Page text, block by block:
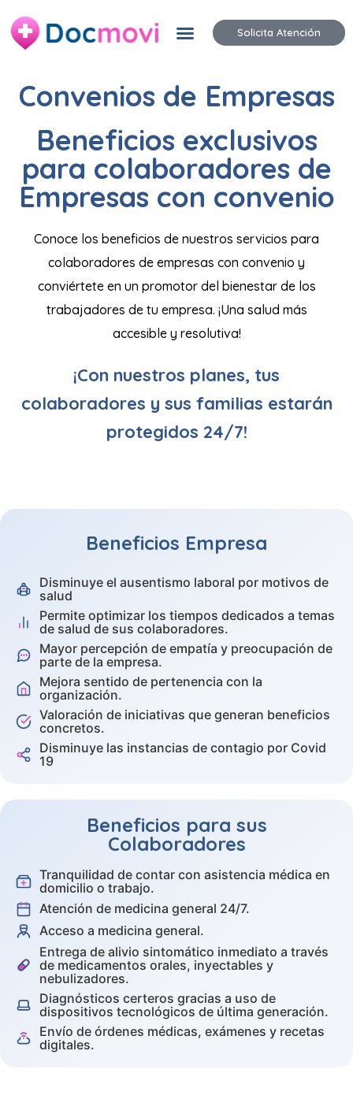
Solicita Atención
Convenios de Empresas
Beneficios exclusivos
para colaboradores de
Empresas con convenio
Conoce los beneficios de nuestros servicios para
colaboradores de empresas con convenio y
conviértete en un promotor del bienestar de los
trabajadores de tu empresa. ¡Una salud más
accesible y resolutiva!
¡Con nuestros planes, tus
colaboradores y sus familias estarán
protegidos 24/7!
Beneficios Empresa
Disminuye el ausentismo laboral por motivos de
salud
Permite optimizar los tiempos dedicados a temas
de salud de sus colaboradores.
Mayor percepción de empatía y preocupación de
parte de la empresa.
Mejora sentido de pertenencia con la
organización.
Valoración de iniciativas que generan beneficios
concretos.
Disminuye las instancias de contagio por Covid
19
Beneficios para sus
Colaboradores
Tranquilidad de contar con asistencia médica en
domicilio o trabajo.
Atención de medicina general 24/7.
Acceso a medicina general.
Entrega de alivio sintomático inmediato a través
de medicamentos orales, inyectables y
nebulizadores.
Diagnósticos certeros gracias a uso de
dispositivos tecnológicos de última generación.
Envío de órdenes médicas, exámenes y recetas
digitales.